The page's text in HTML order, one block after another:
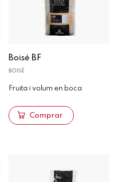
Boisé BF
BOISÉ
Fruita i volum en boca
Comprar